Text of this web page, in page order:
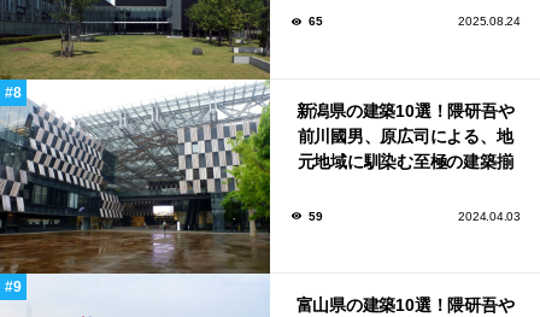
65 2025.08.24
新潟県の建築10選！隈研吾や
前川國男、原広司による、地
元地域に馴染む至極の建築揃
59 2024.04.03
富山県の建築10選！隈研吾や